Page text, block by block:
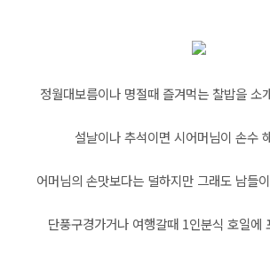
정월대보름이나 명절때 즐겨먹는 찰밥을 소
설날이나 추석이면 시어머님이 손수
어머님의 손맛보다는 덜하지만 그래도 남들
단풍구경가거나 여행갈때 1인분식 호일에